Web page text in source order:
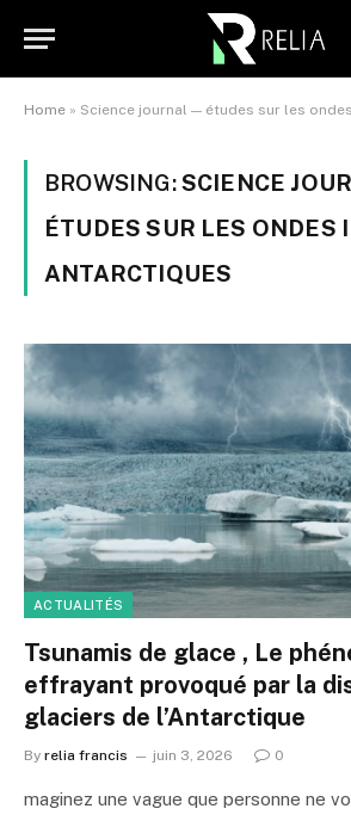
Home » Science journal — études sur les
BROWSING:SCIENCE
ÉTUDES SUR LES ONDES
ANTARCTIQUES
ACTUALITÉS
Tsunamis de glace , Le
effrayant provoqué par la
glaciers de l’Antarctique
By relia francis juin 3, 2026 0
maginez une vague que personne ne